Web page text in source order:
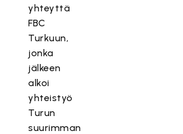
yhteyttä
FBC
Turkuun,
jonka
jälkeen
alkoi
yhteistyö
Turun
suurimman